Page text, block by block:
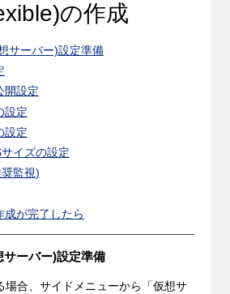
の作成
サーバー)設定準備
開設定
設定
設定
イズの設定
監視)
成が完了したら
ーバー)設定準備
場合、サイドメニューから「仮想サ